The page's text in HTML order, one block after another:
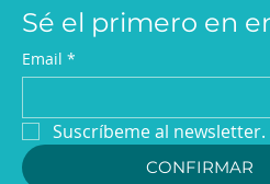
Sé el primero en
Email *
Suscríbeme al newsletter.
CONFIRMAR